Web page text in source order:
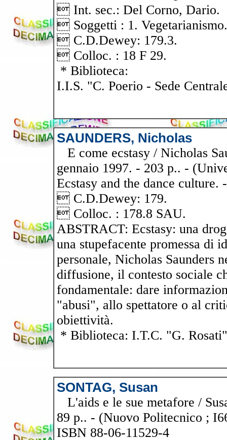
 Int. sec.: Del Corno, Dario.
 Soggetti : 1. Vegetarianismo.
 C.D.Dewey: 179.3.
 Colloc. : 18 F 29.
* Biblioteca:
I.I.S. "C. Poerio - Sede
SAUNDERS, Nicholas
E come ecstasy / Nicholas
gennaio 1997. - 203 p.. -
Ecstasy and the dance
 C.D.Dewey: 179.
 Colloc. : 178.8 SAU.
ABSTRACT: Ecstasy: una
una stupefacente promessa di
personale, Nicholas Saunders
diffusione, il contesto sociale
fondamentale: dare
"abusi", allo spettatore o al
obiettività.
* Biblioteca: I.T.C. "G. Rosati"
SONTAG, Susan
L'aids e le sue metafore /
89 p.. - (Nuovo Politecnico ;
ISBN 88-06-11529-4